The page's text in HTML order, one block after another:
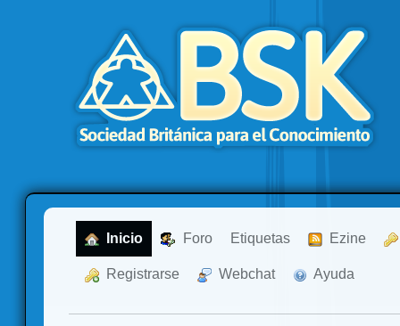
Inicio Foro Etiquetas Ezine
Registrarse Webchat Ayuda